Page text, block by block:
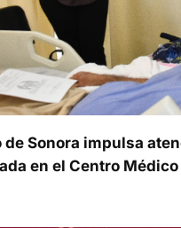
de Sonora impulsa
en el Centro Médico